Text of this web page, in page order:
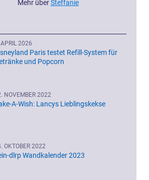
Mehr überSteffanie
2026
Paris testet Refill-System für
und Popcorn
NOVEMBER 2022
A-Wish: Lancys Lieblingskekse
OKTOBER 2022
dlrp Wandkalender 2023